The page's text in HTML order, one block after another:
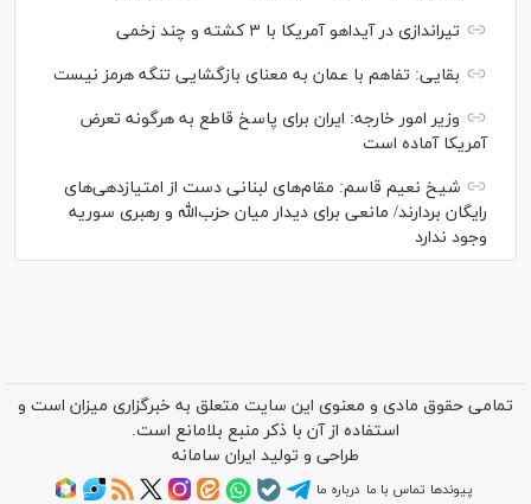
تیراندازی در آیداهو آمریکا با ۳ کشته و چند زخمی
بقایی: تفاهم با عمان به معنای بازگشایی تنگه هرمز نیست
وزیر امور خارجه: ایران برای پاسخ قاطع به هرگونه تعرض
آمریکا آماده است
شیخ نعیم قاسم: مقام‌های لبنانی دست از امتیازدهی‌های
رایگان بردارند/ مانعی برای دیدار میان حزب‌الله و رهبری سوریه
وجود ندارد
تمامی حقوق مادی و معنوی این سایت متعلق به خبرگزاری میزان است و
استفاده از آن با ذکر منبع بلامانع است.
طراحی و تولید ایران سامانه
پیوندها تماس با ما درباره ما